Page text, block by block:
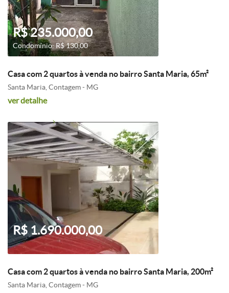
R$ 235.000,00
Condomínio: R$ 130,00
Casa com 2 quartos à venda no bairro Santa Maria, 65m²
Santa Maria, Contagem - MG
ver detalhe
R$ 1.690.000,00
Casa com 2 quartos à venda no bairro Santa Maria, 200m²
Santa Maria, Contagem - MG